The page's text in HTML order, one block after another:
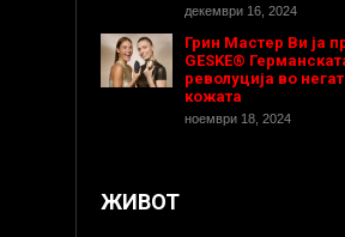
декември 16, 2024
Грин Мастер Ви ја
GESKE®
револуција во
кожата
ноември 18, 2024
ЖИВОТ